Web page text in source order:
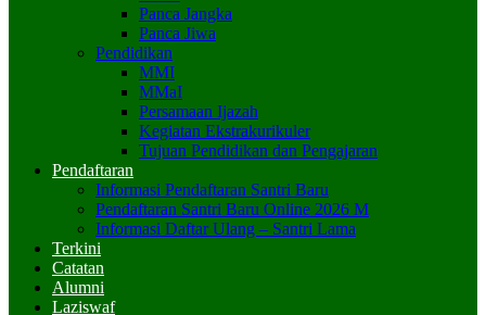
Panca Jangka
Panca Jiwa
Pendidikan
MMI
MMaI
Persamaan Ijazah
Kegiatan Ekstrakurikuler
Tujuan Pendidikan dan Pengajaran
Pendaftaran
Informasi Pendaftaran Santri Baru
Pendaftaran Santri Baru Online 2026 M
Informasi Daftar Ulang – Santri Lama
Terkini
Catatan
Alumni
Laziswaf